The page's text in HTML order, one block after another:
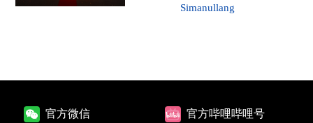
Simanullang
官方微信 官方哔哩哔哩号